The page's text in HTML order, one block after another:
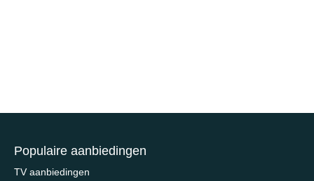
Populaire aanbiedingen
TV aanbiedingen